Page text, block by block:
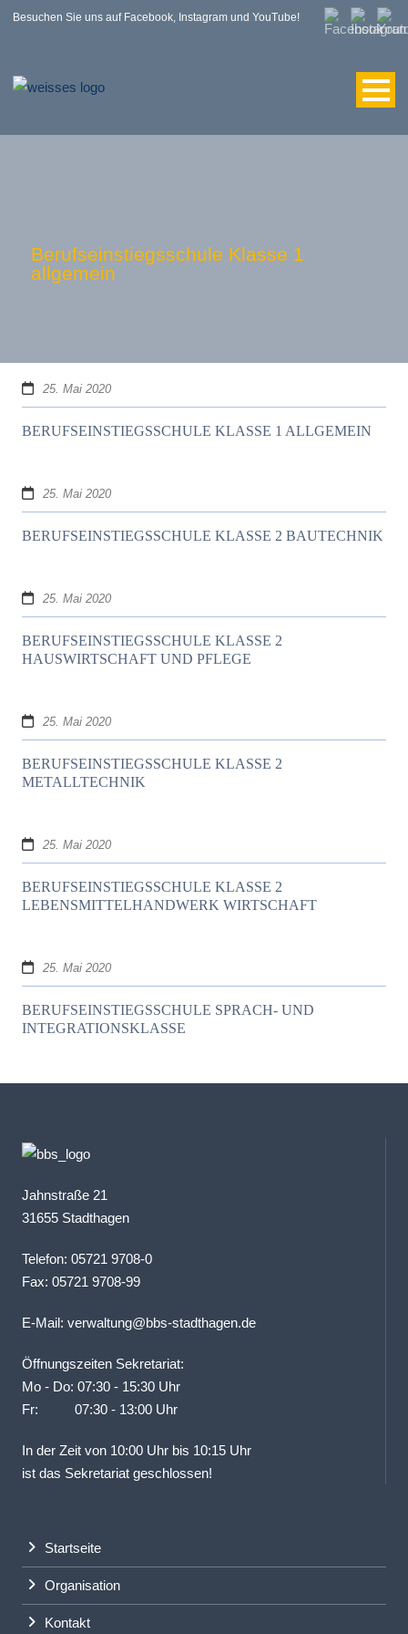
Besuchen Sie uns auf Facebook, Instagram und YouTube!
Berufseinstiegsschule Klasse 1
allgemein
25. Mai 2020
BERUFSEINSTIEGSSCHULE KLASSE 1 ALLGEMEIN
25. Mai 2020
BERUFSEINSTIEGSSCHULE KLASSE 2 BAUTECHNIK
25. Mai 2020
BERUFSEINSTIEGSSCHULE KLASSE 2
HAUSWIRTSCHAFT UND PFLEGE
25. Mai 2020
BERUFSEINSTIEGSSCHULE KLASSE 2
METALLTECHNIK
25. Mai 2020
BERUFSEINSTIEGSSCHULE KLASSE 2
LEBENSMITTELHANDWERK WIRTSCHAFT
25. Mai 2020
BERUFSEINSTIEGSSCHULE SPRACH- UND
INTEGRATIONSKLASSE
Jahnstraße 21
31655 Stadthagen
Telefon: 05721 9708-0
Fax: 05721 9708-99
E-Mail: verwaltung@bbs-stadthagen.de
Öffnungszeiten Sekretariat:
Mo - Do: 07:30 - 15:30 Uhr
Fr: 07:30 - 13:00 Uhr
In der Zeit von 10:00 Uhr bis 10:15 Uhr
ist das Sekretariat geschlossen!
Startseite
Organisation
Kontakt